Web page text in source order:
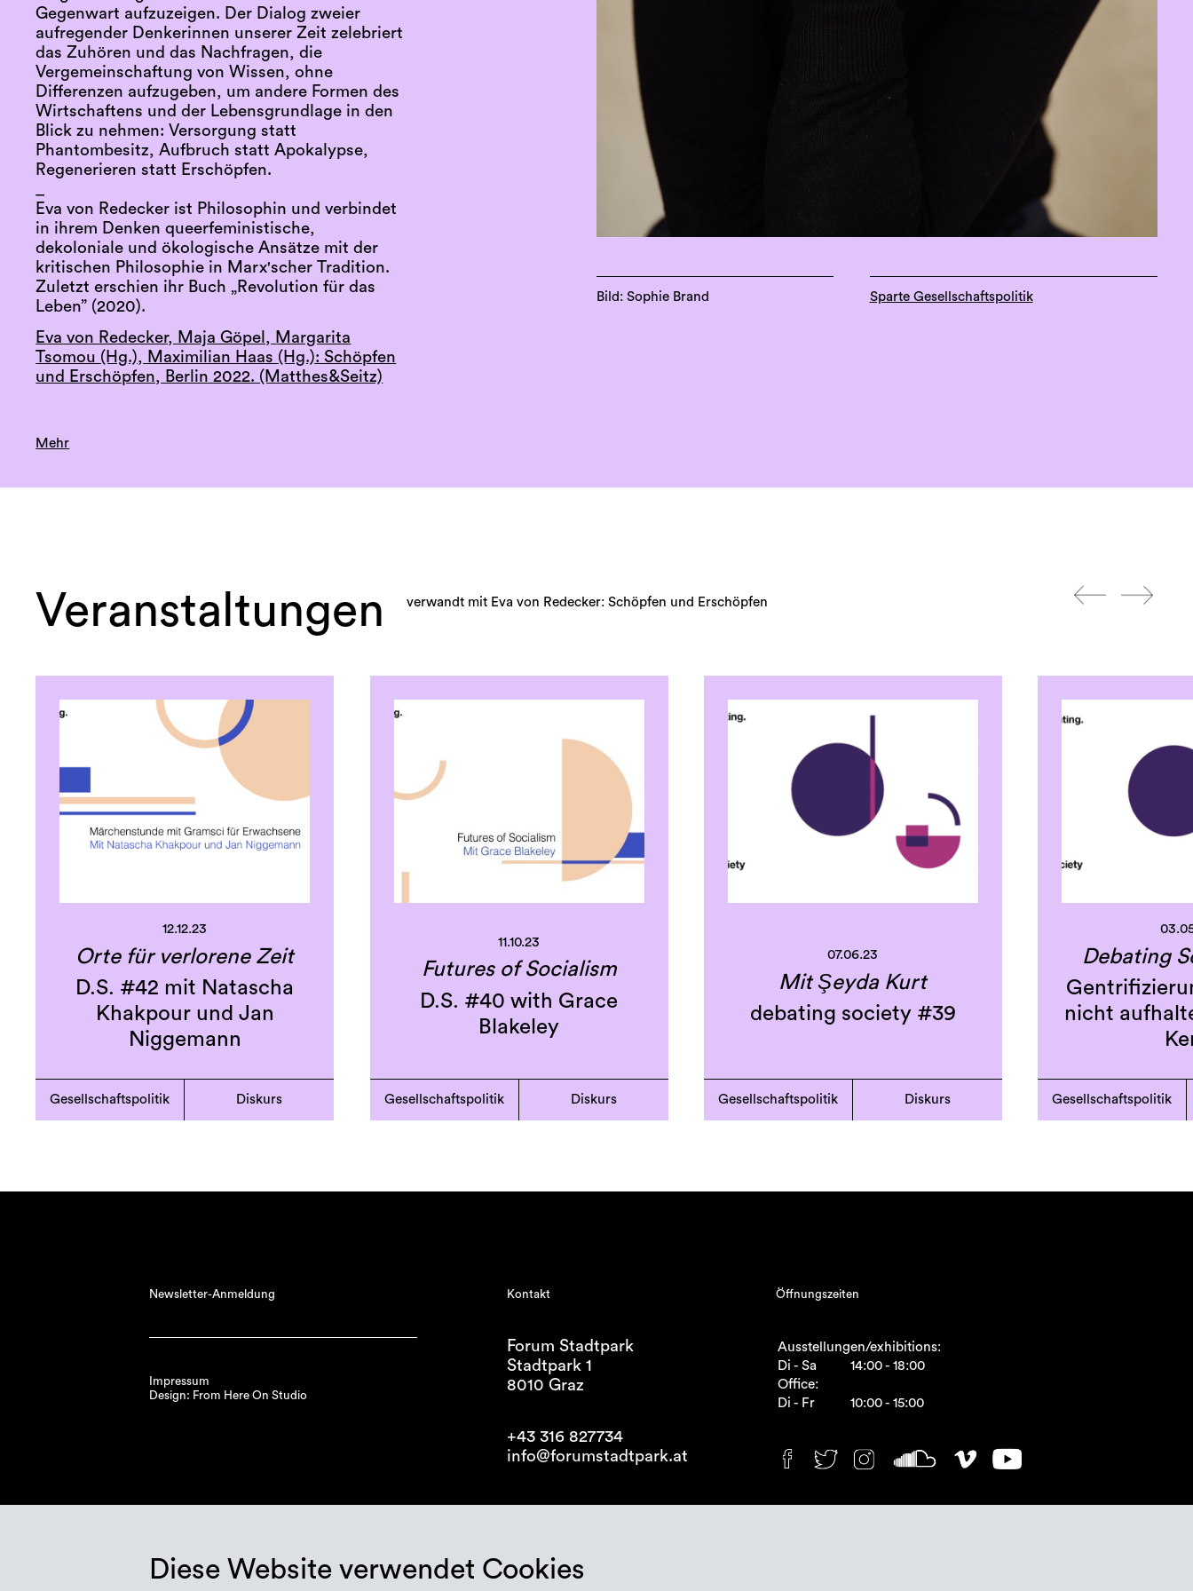
Gegenwart aufzuzeigen. Der Dialog zweier
aufregender Denkerinnen unserer Zeit zelebriert
das Zuhören und das Nachfragen, die
Vergemeinschaft­ung von Wissen, ohne
Differenzen aufzugeben, um andere Formen des
Wirtschaft­ens und der Lebensgrundlage in den
Blick zu nehmen: Versorgung statt
Phantombesitz, Aufbruch statt Apokalypse,
Regenerieren statt Erschöpfen.
Eva von Redecker ist Philosophin und verbindet
in ihrem Denken queerfeministische,
dekoloniale und ökologische Ansätze mit der
kritischen Philosophie in Marx'scher Tradition.
Zuletzt erschien ihr Buch „Revolution für das
Leben” (2020).
Eva von Redecker, Maja Göpel, Margarita
Tsomou (Hg.), Maximilian Haas (Hg.): Schöpfen
und Erschöpfen, Berlin 2022. (Matthes&Seitz)
Mehr
Bild: Sophie Brand Sparte Gesellschaftspolitik
Veranstaltungen verwandt mit Eva von Redecker: Schöpfen und Erschöpfen
12.12.23
Orte für verlorene Zeit
D.S. #42 mit Natascha
Khakpour und Jan
Niggemann
Gesellschaftspolitik Diskurs
11.10.23
Futures of Socialism
D.S. #40 with Grace
Blakeley
Gesellschaftspolitik Diskurs
07.06.23
Mit Şeyda Kurt
debating society #39
Gesellschaftspolitik Diskurs
Debating
nicht
Gesellschaftspolitik
Newsletter-Anmeldung
Impressum
Design: From Here On Studio
Kontakt
Forum Stadtpark
Stadtpark 1
8010 Graz
+43 316 827734
info@forumstadtpark.at
Öffnungszeiten
Ausstellungen/exhibitions:
Di - Sa
14:00 - 18:00
Office:
Di - Fr
10:00 - 15:00
Diese Website verwendet Cookies